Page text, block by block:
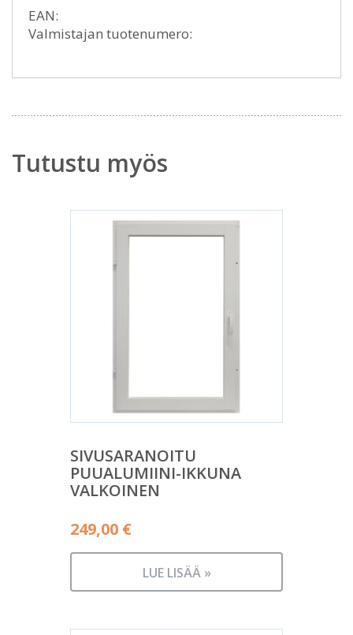
EAN:
Valmistajan tuotenumero:
Tutustu myös
SIVUSARANOITU
PUUALUMIINI-IKKUNA
VALKOINEN
249,00 €
LUE LISÄÄ »